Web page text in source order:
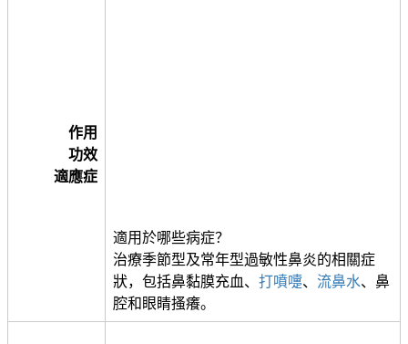
作用
功效
適應症
適用於哪些病症？
治療季節型及常年型過敏性鼻炎的相關症
狀，包括鼻黏膜充血、 打噴嚏、 流鼻水、鼻
腔和眼睛搔癢。